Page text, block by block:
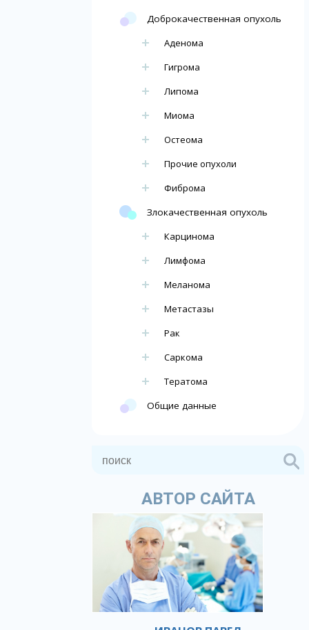
Доброкачественная опухоль
Аденома
Гигрома
Липома
Миома
Остеома
Прочие опухоли
Фиброма
Злокачественная опухоль
Карцинома
Лимфома
Меланома
Метастазы
Рак
Саркома
Тератома
Общие данные
АВТОР САЙТА